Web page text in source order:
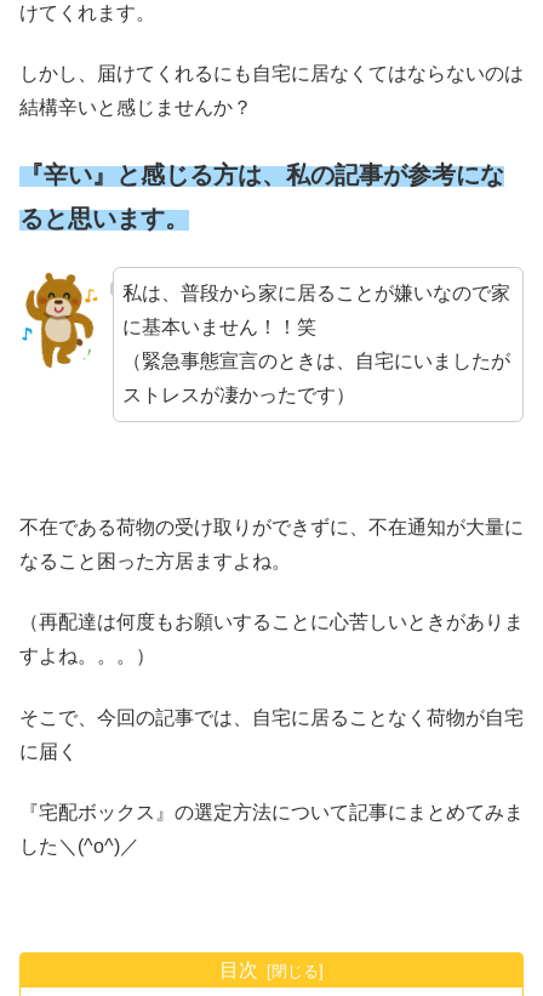
けてくれます。
しかし、届けてくれるにも自宅に居なくてはならないのは
結構辛いと感じませんか？
『辛い』と感じる方は、私の記事が参考にな
ると思います。
私は、普段から家に居ることが嫌いなので家
に基本いません！！笑
（緊急事態宣言のときは、自宅にいましたが
ストレスが凄かったです）
不在である荷物の受け取りができずに、不在通知が大量に
なること困った方居ますよね。
（再配達は何度もお願いすることに心苦しいときがありま
すよね。。。）
そこで、今回の記事では、自宅に居ることなく荷物が自宅
に届く
『宅配ボックス』の選定方法について記事にまとめてみま
した＼(^o^)／
目次